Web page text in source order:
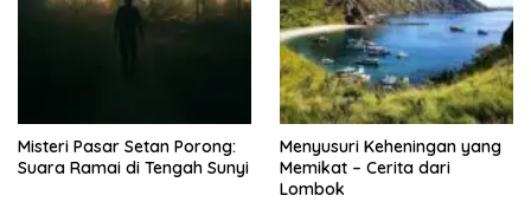
Misteri Pasar Setan Porong:
Suara Ramai di Tengah Sunyi
Menyusuri Keheningan yang
Memikat – Cerita dari
Lombok